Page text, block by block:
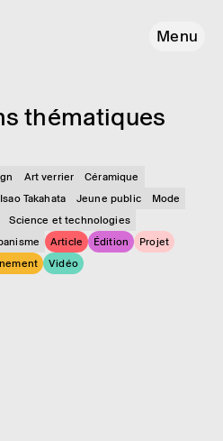
Menu
théma­tiques
Art verrier
Céramique
Isao Takahata Jeune public
Mode
Science et technologies
Article Édition
Projet
Vidéo